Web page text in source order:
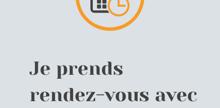
Je prends
rendez-vous avec